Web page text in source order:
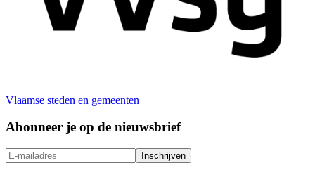
Vlaamse steden en gemeenten
Abonneer je op de nieuwsbrief
Inschrijven